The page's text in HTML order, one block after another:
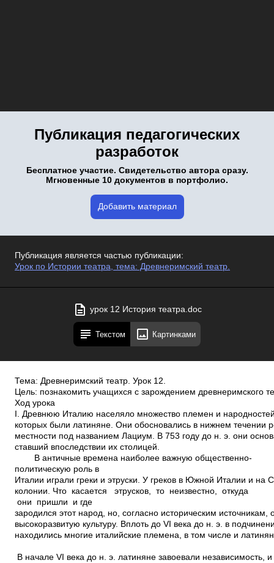
Публикация педагогических
разработок
Бесплатное участие. Свидетельство автора сразу.
Мгновенные 10 документов в портфолио.
Добавить материал
Публикация является частью публикации:
Урок по Истории театра, тема: Древнеримский театр.
урок 12 История театра.doc
Текстом Картинками
Тема: Древнеримский театр. Урок 12.
Цель: познакомить учащихся с зарождением древнеримского
Ход урока
I. Древнюю Италию населяло множество племен и
которых были латиняне. Они обосновались в нижнем течении
местности под названием Лациум. В 753 году до н. э. они
ставший впоследствии их столицей.
В античные времена наиболее важную общественно­
политическую роль в
Италии играли греки и этруски. У греков в Южной Италии и на
колонии. Что касается этрусков, то неизвестно, откуда
они пришли и где
зародился этот народ, но, согласно историческим источникам,
высокоразвитую культуру. Вплоть до VI века до н. э. в
находились многие италийские племена, в том числе и
В начале VI века до н. э. латиняне завоевали независимость,